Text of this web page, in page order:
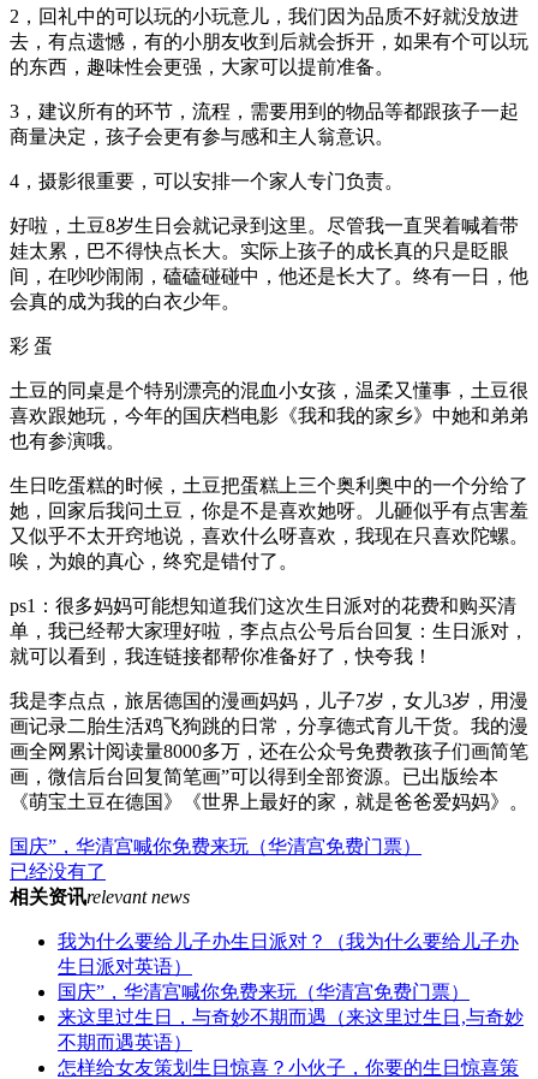
2，回礼中的可以玩的小玩意儿，我们因为品质不好就没放进
去，有点遗憾，有的小朋友收到后就会拆开，如果有个可以玩
的东西，趣味性会更强，大家可以提前准备。
3，建议所有的环节，流程，需要用到的物品等都跟孩子一起
商量决定，孩子会更有参与感和主人翁意识。
4，摄影很重要，可以安排一个家人专门负责。
‍‍‍‍‍‍‍‍‍‍‍‍‍‍‍‍‍‍‍‍‍‍‍‍‍‍‍‍‍‍‍‍‍‍好啦，土豆8岁生日会就记录到这里。尽管我一直哭着喊着带
娃太累，巴不得快点长大。实际上孩子的成长真的只是眨眼
间，在吵吵闹闹，磕磕碰碰中，他还是长大了。终有一日，他
会真的成为我的白衣少年。
彩 蛋
土豆的同桌是个特别漂亮的混血小女孩，温柔又懂事，土豆很
喜欢跟她玩，今年的国庆档电影《我和我的家乡》中她和弟弟
也有参演哦。
生日吃蛋糕的时候，土豆把蛋糕上三个奥利奥中的一个分给了
她，回家后我问土豆，你是不是喜欢她呀。儿砸似乎有点害羞
又似乎不太开窍地说，喜欢什么呀喜欢，我现在只喜欢陀螺。
唉，为娘的真心，终究是错付了。
ps1：很多妈妈可能想知道我们这次生日派对的花费和购买清
单，我已经帮大家理好啦，李点点公号后台回复：生日派对，
就可以看到，我连链接都帮你准备好了，快夸我！
我是李点点，旅居德国的漫画妈妈，儿子7岁，女儿3岁，用漫
画记录二胎生活鸡飞狗跳的日常，分享德式育儿干货。我的漫
画全网累计阅读量8000多万，还在公众号免费教孩子们画简笔
画，微信后台回复简笔画”可以得到全部资源。已出版绘本
《萌宝土豆在德国》《世界上最好的家，就是爸爸爱妈妈》。
国庆”，华清宫喊你免费来玩（华清宫免费门票）
已经没有了
相关资讯relevant news
我为什么要给儿子办生日派对？（我为什么要给儿子办
生日派对英语）
国庆”，华清宫喊你免费来玩（华清宫免费门票）
来这里过生日，与奇妙不期而遇（来这里过生日,与奇妙
不期而遇英语）
怎样给女友策划生日惊喜？小伙子，你要的生日惊喜策